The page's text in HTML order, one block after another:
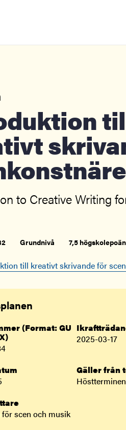
to Creative Writing
Grundnivå 7,5
till kreativt skrivande för
(Format: GU
2025-03-17
Gäller från
scen och musik